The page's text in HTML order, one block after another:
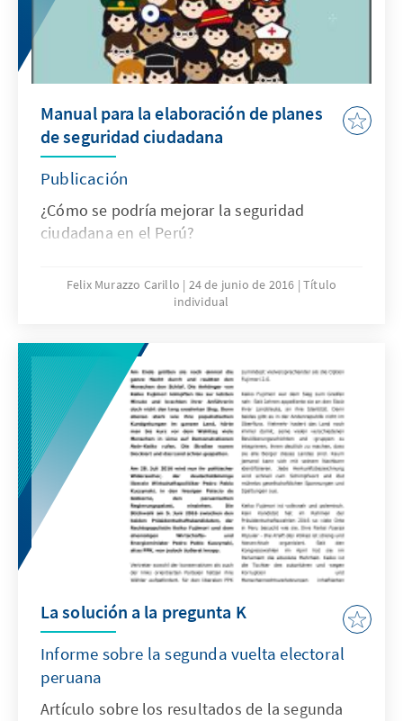
nuestros países.
Manual para la elaboración de planes
de seguridad ciudadana
Publicación
¿Cómo se podría mejorar la seguridad
ciudadana en el Perú?
Felix Murazzo Carillo 24 de junio de 2016 Título
individual
La solución a la pregunta K
Informe sobre la segunda vuelta electoral
peruana
Artículo sobre los resultados de la segunda